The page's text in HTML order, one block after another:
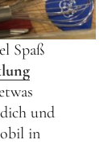
Spaß
und
in